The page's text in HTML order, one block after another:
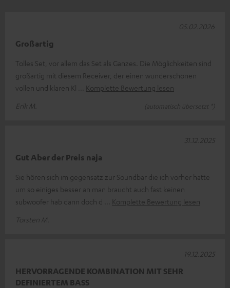
Großartig
Tolles Set, vor allem das Set als Ganzes. Die Möglichkeiten sind
großartig mit diesem Receiver, der einen wunderschönen
vollen und klaren Kl
Komplette Bewertung lesen
Erik M.
(automatisch übersetzt *)
05.02.2026
Gut Aber der Preis naja
Sie hören sich im gegensatz zur Soundbar die ich vorher hatte
um so einiges besser an man braucht auch fast keinen
subwoofer hab dann doch d
Komplette Bewertung lesen
Torsten M.
31.12.2025
HERVORRAGENDE KOMBINATION MIT SEHR
DEFINIERTEM BASS
19.12.2025